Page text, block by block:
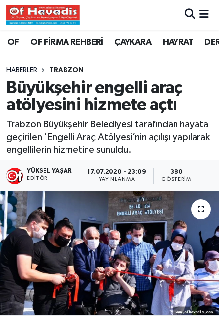
OF OF FİRMA REHBERİ ÇAYKARA HAYRAT
HABERLER TRABZON
Büyükşehir engelli araç
atölyesini hizmete açtı
Trabzon Büyükşehir Belediyesi tarafından hayata
geçirilen ‘Engelli Araç Atölyesi’nin açılışı yapılarak
engellilerin hizmetine sunuldu.
YÜKSEL YAŞAR
EDITÖR
17.07.2020 - 23:09
YAYINLANMA
380
GÖSTERIM
Trabzon Nöbetçi Eczaneler
Trabzon Namaz Vakitleri
Trabzon Trafik Yoğunluk Haritası
Süper Lig Puan Durumu ve Fikstür
Haber Arşivi